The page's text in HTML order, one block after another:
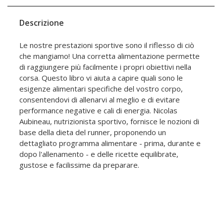
Descrizione
Le nostre prestazioni sportive sono il riflesso di ciò
che mangiamo! Una corretta alimentazione permette
di raggiungere più facilmente i propri obiettivi nella
corsa. Questo libro vi aiuta a capire quali sono le
esigenze alimentari specifiche del vostro corpo,
consentendovi di allenarvi al meglio e di evitare
performance negative e cali di energia. Nicolas
Aubineau, nutrizionista sportivo, fornisce le nozioni di
base della dieta del runner, proponendo un
dettagliato programma alimentare - prima, durante e
dopo l'allenamento - e delle ricette equilibrate,
gustose e facilissime da preparare.